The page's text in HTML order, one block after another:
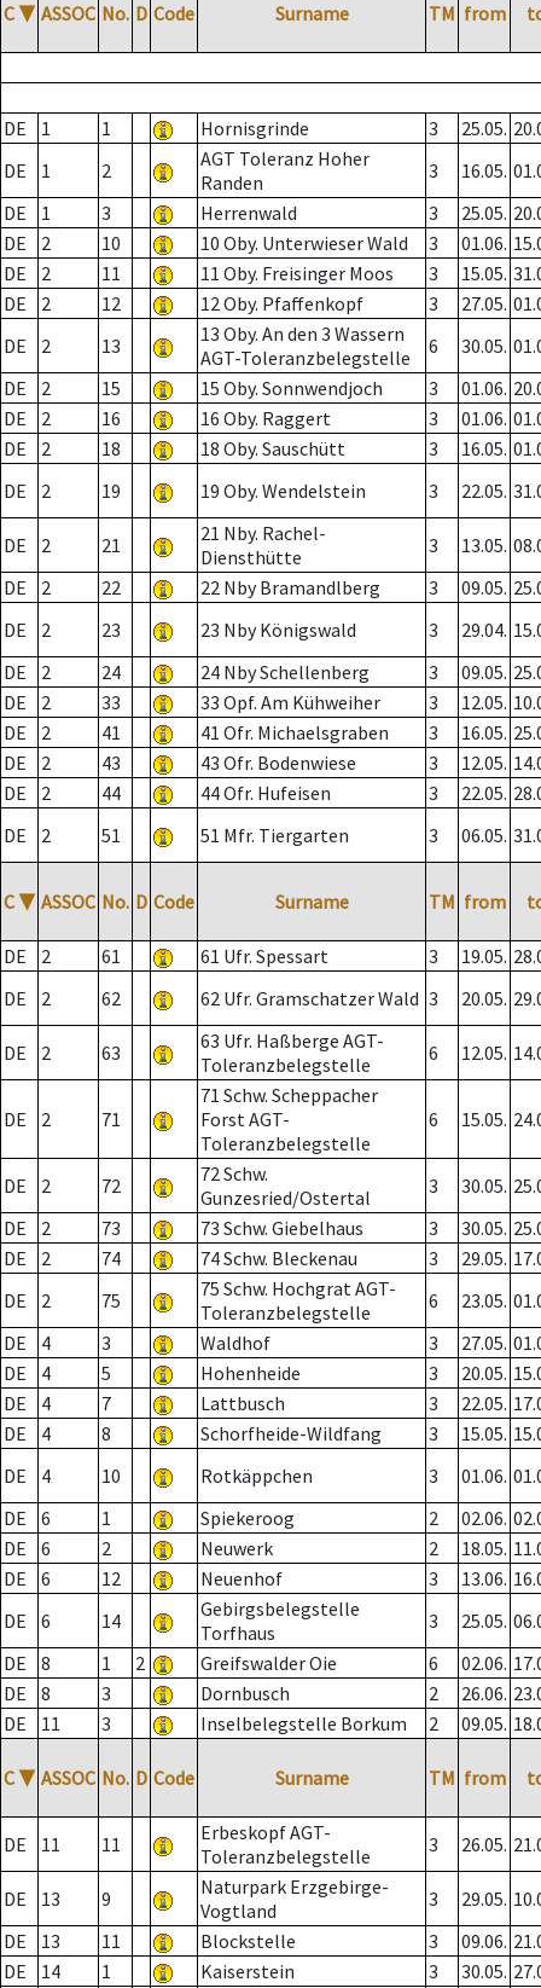
C ▼ ASSOC No. D Code Surname TM from
DE 1 1 Hornisgrinde 3 25.05.
DE
1 2
AGT Toleranz Hoher
Randen
3 16.05.
DE
1 3 Herrenwald 3 25.05.
DE
2 10 10 Oby. Unterwieser Wald 3 01.06.
DE
2 11 11 Oby. Freisinger Moos 3 15.05.
DE
2 12 12 Oby. Pfaffenkopf 3 27.05.
DE
2 13
13 Oby. An den 3 Wassern
AGT-Toleranzbelegstelle
6 30.05.
DE
2 15 15 Oby. Sonnwendjoch 3 01.06.
DE
2 16 16 Oby. Raggert 3 01.06.
DE
2 18 18 Oby. Sauschütt 3 16.05.
DE
2 19 19 Oby. Wendelstein 3 22.05.
DE 2 21
21 Nby. Rachel-
Diensthütte
3 13.05.
DE
2 22 22 Nby Bramandlberg 3 09.05.
DE
2 23 23 Nby Königswald 3 29.04.
DE
2 24 24 Nby Schellenberg 3 09.05.
DE
2 33 33 Opf. Am Kühweiher 3 12.05.
DE
2 41 41 Ofr. Michaelsgraben 3 16.05.
DE
2 43 43 Ofr. Bodenwiese 3 12.05.
DE
2 44 44 Ofr. Hufeisen 3 22.05.
DE
2 51 51 Mfr. Tiergarten 3 06.05.
C ▼ ASSOC No. D Code Surname TM from
DE 2 61 61 Ufr. Spessart 3 19.05.
DE
2 62 62 Ufr. Gramschatzer Wald 3 20.05.
DE 2 63
63 Ufr. Haßberge AGT-
Toleranzbelegstelle
6 12.05.
DE 2 71
71 Schw. Scheppacher
Forst AGT-
Toleranzbelegstelle
6 15.05.
DE 2 72
72 Schw.
Gunzesried/Ostertal
3 30.05.
DE
2 73 73 Schw. Giebelhaus 3 30.05.
DE
2 74 74 Schw. Bleckenau 3 29.05.
DE
2 75
75 Schw. Hochgrat AGT-
Toleranzbelegstelle
6 23.05.
DE
4 3 Waldhof 3 27.05.
DE
4 5 Hohenheide 3 20.05.
DE
4 7 Lattbusch 3 22.05.
DE
4 8 Schorfheide-Wildfang 3 15.05.
DE
4 10 Rotkäppchen 3 01.06.
DE
6 1 Spiekeroog 2 02.06.
DE
6 2 Neuwerk 2 18.05.
DE
6 12 Neuenhof 3 13.06.
DE
6 14
Gebirgsbelegstelle
Torfhaus
3 25.05.
DE
8 1 2 Greifswalder Oie 6 02.06.
DE
8 3 Dornbusch 2 26.06.
DE
11 3 Inselbelegstelle Borkum 2 09.05.
C ▼ ASSOC No. D Code Surname TM from
DE 11 11
Erbeskopf AGT-
Toleranzbelegstelle
3 26.05.
DE 13 9
Naturpark Erzgebirge-
Vogtland
3 29.05.
DE
13 11 Blockstelle 3 09.06.
DE
14 1 Kaiserstein 3 30.05.